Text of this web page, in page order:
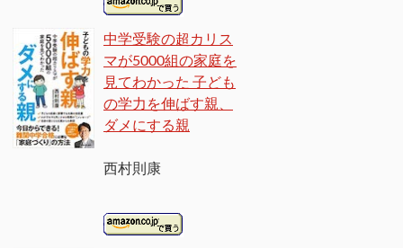
中学受験の超カリス
マが5000組の家庭を
見てわかった 子ども
の学力を伸ばす親、
ダメにする親
西村則康